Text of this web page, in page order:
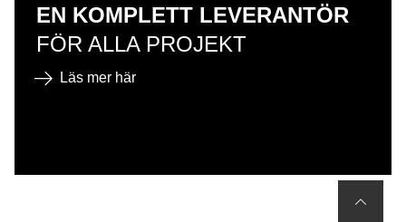
EN KOMPLETT LEVERANTÖR
FÖR ALLA PROJEKT
Läs mer här